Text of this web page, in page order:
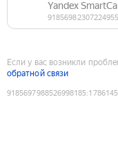
Если у вас возникли
обратной связи
9185697988526998185: